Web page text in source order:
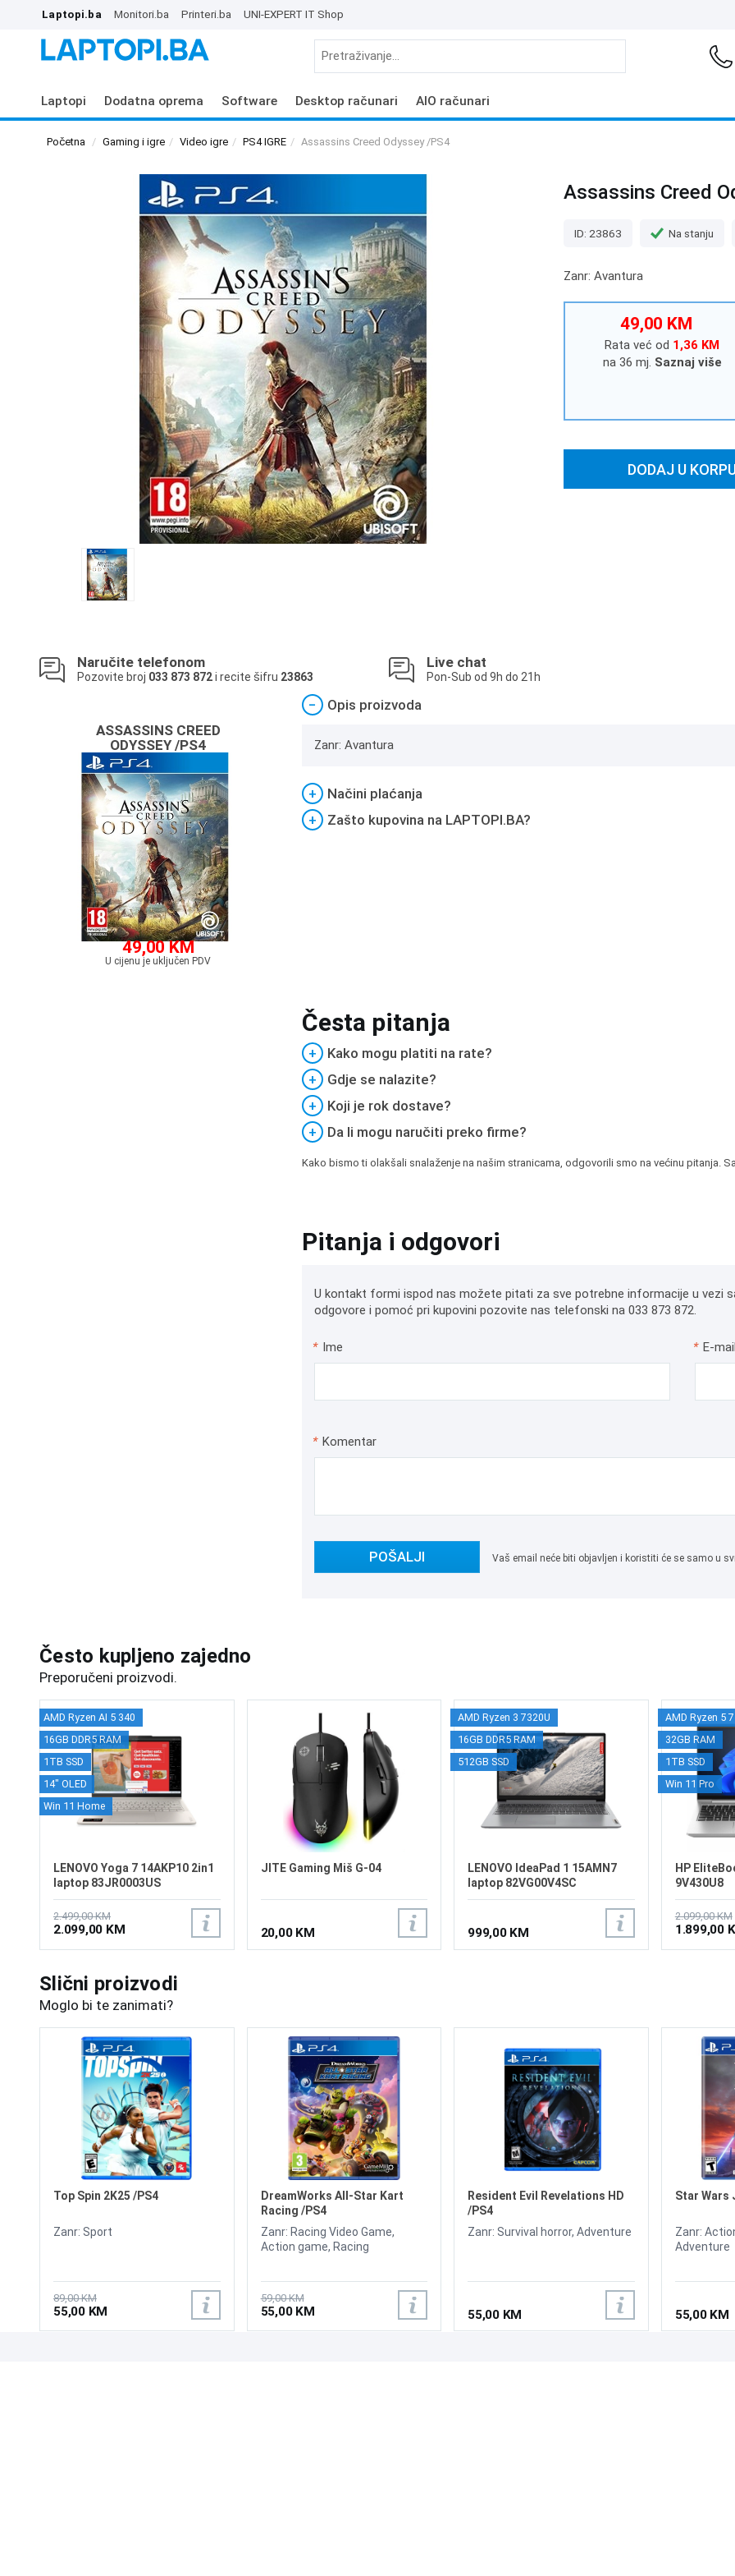
Laptopi.ba Monitori.ba Printeri.ba UNI-EXPERT IT Shop
Laptopi Dodatna oprema Software Desktop računari AIO računari
Početna Gaming i igre Video igre PS4 IGRE Assassins Creed Odyssey /PS4
Assassins Creed
ID: 23863 Na stanju
Zanr: Avantura
49,00 KM
Rata već od 1,36 KM
na 36 mj. Saznaj više
DODAJ U
Naručite telefonom
Pozovite broj 033 873 872i recite šifru 23863
Live chat
Pon-Sub od 9h do 21h
ASSASSINS CREED
ODYSSEY /PS4
49,00 KM
U cijenu je uključen PDV
− Opis proizvoda
Zanr: Avantura
+
Načini plaćanja
+
Zašto kupovina na LAPTOPI.BA?
Česta pitanja
+
Kako mogu platiti na rate?
+
Gdje se nalazite?
+
Koji je rok dostave?
+
Da li mogu naručiti preko firme?
Kako bismo ti olakšali snalaženje na našim stranicama, odgovorili smo na većinu pitanja.
Pitanja i odgovori
U kontakt formi ispod nas možete pitati za sve potrebne informacije u vezi
odgovore i pomoć pri kupovini pozovite nas telefonski na 033 873 872.
* Ime * E-mail
* Komentar
POŠALJI Vaš email neće biti objavljen i koristiti će se samo u
Često kupljeno zajedno
Preporučeni proizvodi.
AMD Ryzen AI 5 340
16GB DDR5 RAM
1TB SSD
14" OLED
Win 11 Home
LENOVO Yoga 7 14AKP10 2in1
laptop 83JR0003US
2.499,00 KM
2.099,00 KM
JITE Gaming Miš G-04
20,00 KM
AMD Ryzen 3 7320U
16GB DDR5 RAM
512GB SSD
LENOVO IdeaPad 1 15AMN7
laptop 82VG00V4SC
999,00 KM
AMD Ryzen 5
32GB RAM
1TB SSD
Win 11 Pro
HP
9V430U8
2.099,00 KM
1.899,00
Slični proizvodi
Moglo bi te zanimati?
Top Spin 2K25 /PS4
Zanr: Sport
89,00 KM
55,00 KM
DreamWorks All-Star Kart
Racing /PS4
Zanr: Racing Video Game,
Action game, Racing
59,00 KM
55,00 KM
Resident Evil Revelations HD
/PS4
Zanr: Survival horror, Adventure
55,00 KM
Star Wars
Zanr:
Adventure
55,00 KM